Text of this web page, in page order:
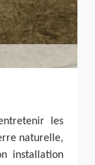
les
naturelle,
installation